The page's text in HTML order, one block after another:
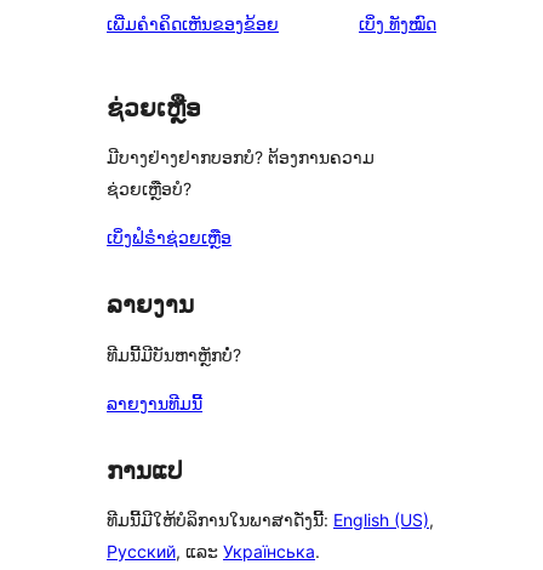
ລາຍການ
0
ຈຳນວນ
ດາວ
ລາຍການ
1
ຈຳນວນ
ລາຍການ
ເພີ່ມຄຳຄິດເຫັນຂອງຂ້ອຍ ເບິ່ງ ຄຳ
ທັງໝົດ
ຊ່ວຍເຫຼືອ
ມີບາງຢ່າງຢາກບອກບໍ? ຕ້ອງການຄວາມ
ຊ່ວຍເຫຼືອບໍ?
ເບິ່ງຟໍຣຳຊ່ວຍເຫຼືອ
ລາຍງານ
ທີມນີ້ມີບັນຫາຫຼັກບໍ່?
ລາຍງານທີມນີ້
ການແປ
ທີມນີ້ມີໃຫ້ບໍລິການໃນພາສາດັ່ງນີ້: English (US),
Русский, ແລະ Українська.